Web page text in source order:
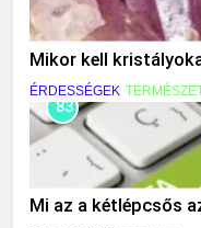
Mikor kell
ÉRDESSÉGEK
83
Mi az a kétlépcsős